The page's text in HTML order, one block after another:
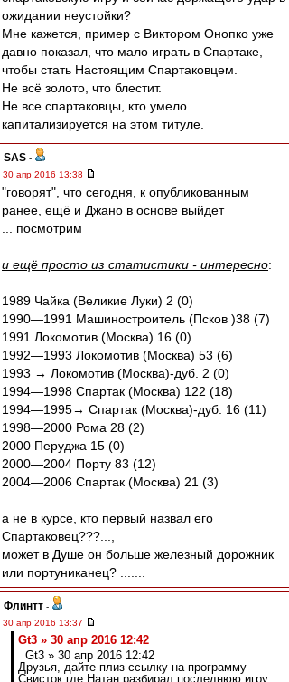
ожидании неустойки?
Мне кажется, пример с Виктором Онопко уже
давно показал, что мало играть в Спартаке,
чтобы стать Настоящим Спартаковцем.
Не всё золото, что блестит.
Не все спартаковцы, кто умело
капитализируется на этом титуле.
SAS -
30 апр 2016 13:38
"говорят", что сегодня, к опубликованным
ранее, ещё и Джано в основе выйдет
... посмотрим
и ещё просто из статистики - интересно:
1989 Чайка (Великие Луки) 2 (0)
1990—1991 Машиностроитель (Псков )38 (7)
1991 Локомотив (Москва) 16 (0)
1992—1993 Локомотив (Москва) 53 (6)
1993 → Локомотив (Москва)-дуб. 2 (0)
1994—1998 Спартак (Москва) 122 (18)
1994—1995→ Спартак (Москва)-дуб. 16 (11)
1998—2000 Рома 28 (2)
2000 Перуджа 15 (0)
2000—2004 Порту 83 (12)
2004—2006 Спартак (Москва) 21 (3)
а не в курсе, кто первый назвал его
Спартаковец???...,
может в Душе он больше железный дорожник
или портуниканец? .......
Флинтт -
30 апр 2016 13:37
Gt3 » 30 апр 2016 12:42
Gt3 » 30 апр 2016 12:42
Друзья, дайте плиз ссылку на программу
Свисток где Натан разбирал последнюю игру